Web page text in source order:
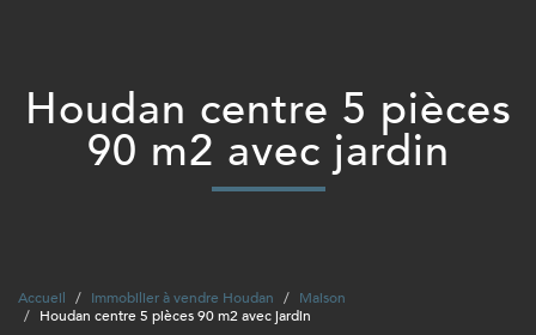
houdan centre 5 pièces
90 m2 avec jardin
Accueil Immobilier à vendre Houdan
Maison
Houdan centre 5 pièces 90 m2 avec jardin